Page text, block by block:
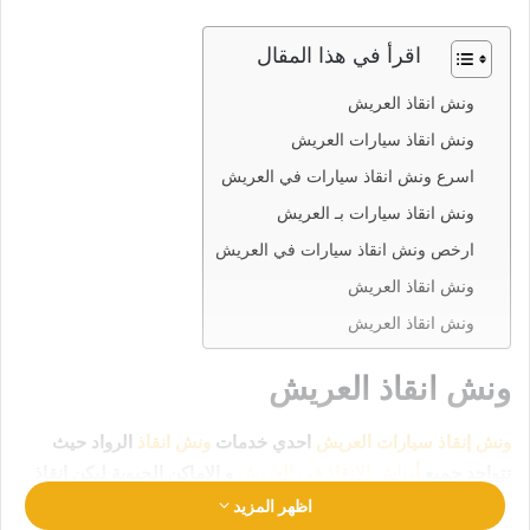
اقرأ في هذا المقال
ونش انقاذ العريش
ونش انقاذ سيارات العريش
اسرع ونش انقاذ سيارات في العريش
ونش انقاذ سيارات بـ العريش
ارخص ونش انقاذ سيارات في العريش
ونش انقاذ العريش
ونش انقاذ العريش
ونش انقاذ العريش
ونش إنقاذ سيارات العريش احدي خدمات ونش انقاذ الرواد حيث
سيارتك في امان تام وراحة رقم ونش انقاذ العريش
اظهر المزيد